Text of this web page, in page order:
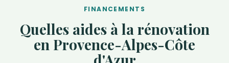
FINANCEMENTS
Quelles aides à la rénovation
en Provence-Alpes-Côte